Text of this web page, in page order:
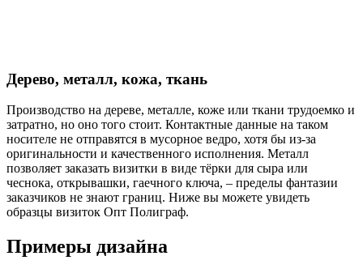
Дерево, металл, кожа, ткань
Производство на дереве, металле, коже или ткани трудоемко и
затратно, но оно того стоит. Контактные данные на таком
носителе не отправятся в мусорное ведро, хотя бы из-за
оригинальности и качественного исполнения. Металл
позволяет заказать визитки в виде тёрки для сыра или
чеснока, открывашки, гаечного ключа, – пределы фантазии
заказчиков не знают границ. Ниже вы можете увидеть
образцы визиток Опт Полиграф.
Примеры дизайна